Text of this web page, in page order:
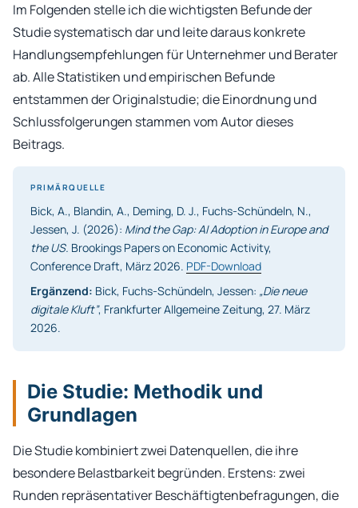
Im Folgenden stelle ich die wichtigsten Befunde der
Studie systematisch dar und leite daraus konkrete
Handlungsempfehlungen für Unternehmer und Berater
ab. Alle Statistiken und empirischen Befunde
entstammen der Originalstudie; die Einordnung und
Schlussfolgerungen stammen vom Autor dieses
Beitrags.
PRIMÄRQUELLE
Bick, A., Blandin, A., Deming, D. J., Fuchs-Schündeln, N.,
Jessen, J. (2026): Mind the Gap: AI Adoption in Europe and
the US. Brookings Papers on Economic Activity,
Conference Draft, März 2026. PDF-Download
Ergänzend: Bick, Fuchs-Schündeln, Jessen: „Die neue
digitale Kluft”, Frankfurter Allgemeine Zeitung, 27. März
2026.
Die Studie: Methodik und
Grundlagen
Die Studie kombiniert zwei Datenquellen, die ihre
besondere Belastbarkeit begründen. Erstens: zwei
Runden repräsentativer Beschäftigtenbefragungen, die